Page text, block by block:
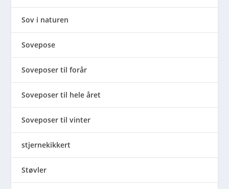
Sov i naturen
Sovepose
Soveposer til forår
Soveposer til hele året
Soveposer til vinter
stjernekikkert
Støvler